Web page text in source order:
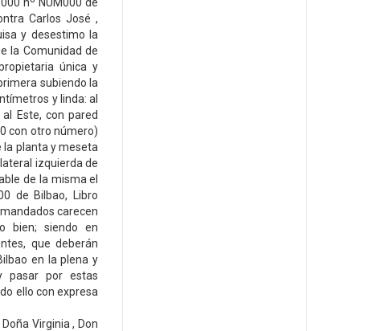
Carlos José ,
y desestimo la
la Comunidad de
única y
subiendo la
y linda: al
Este, con pared
con otro número)
la planta y meseta
izquierda de
de la misma el
de Bilbao, Libro
carecen
bien; siendo en
que deberán
en la plena y
pasar por estas
ello con expresa
Virginia , Don